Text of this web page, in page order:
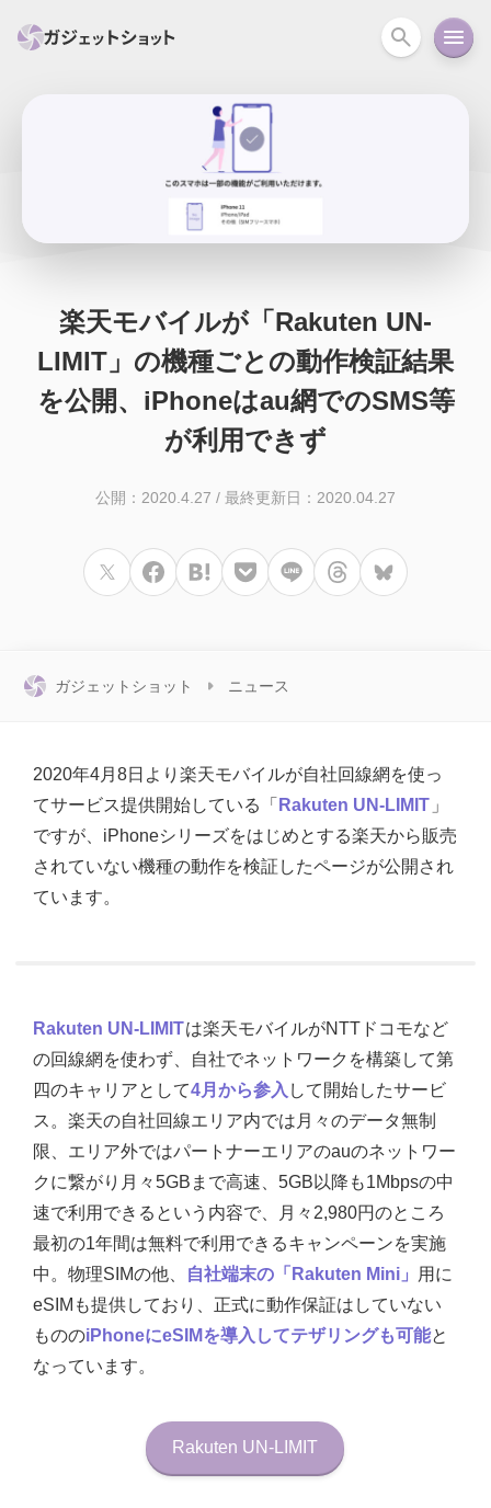
PC関連
セール情報
ガイド ニュース オーディオ 周辺機器
楽天モバイルが「Rakuten UN-
LIMIT」の機種ごとの動作検証結果
を公開、iPhoneはau網でのSMS等
が利用できず
公開：2020.4.27 / 最終更新日：2020.04.27
ガジェットショット ニュース
2020年4月8日より楽天モバイルが自社回線網を使っ
てサービス提供開始している「 Rakuten UN-LIMIT 」
ですが、iPhoneシリーズをはじめとする楽天から販売
されていない機種の動作を検証したページが公開され
ています。
Rakuten UN-LIMITは楽天モバイルがNTTドコモなど
の回線網を使わず、自社でネットワークを構築して第
四のキャリアとして4月から参入 して開始したサービ
ス。楽天の自社回線エリア内では月々のデータ無制
限、エリア外ではパートナーエリアのauのネットワー
クに繋がり月々5GBまで高速、5GB以降も1Mbpsの中
速で利用できるという内容で、月々2,980円のところ
最初の1年間は無料で利用できるキャンペーンを実施
中。物理SIMの他、
自社端末の「Rakuten Mini」
用に
eSIMも提供しており、正式に動作保証はしていない
もののiPhoneにeSIMを導入してテザリングも可能と
なっています。
Rakuten UN-LIMIT